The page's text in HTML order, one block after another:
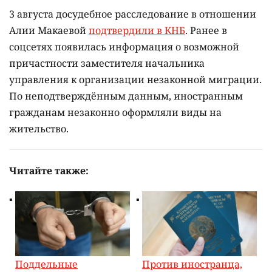
3 августа досудебное расследование в отношении
Алии Макаевойподтвердили в КНБ. Ранее в
соцсетях появилась информация о возможной
причастности заместителя начальника
управления к организации незаконной миграции.
По неподтверждённым данным, иностранным
гражданам незаконно оформляли виды на
жительство.
Читайте также:
Поддельные Против иностранца,